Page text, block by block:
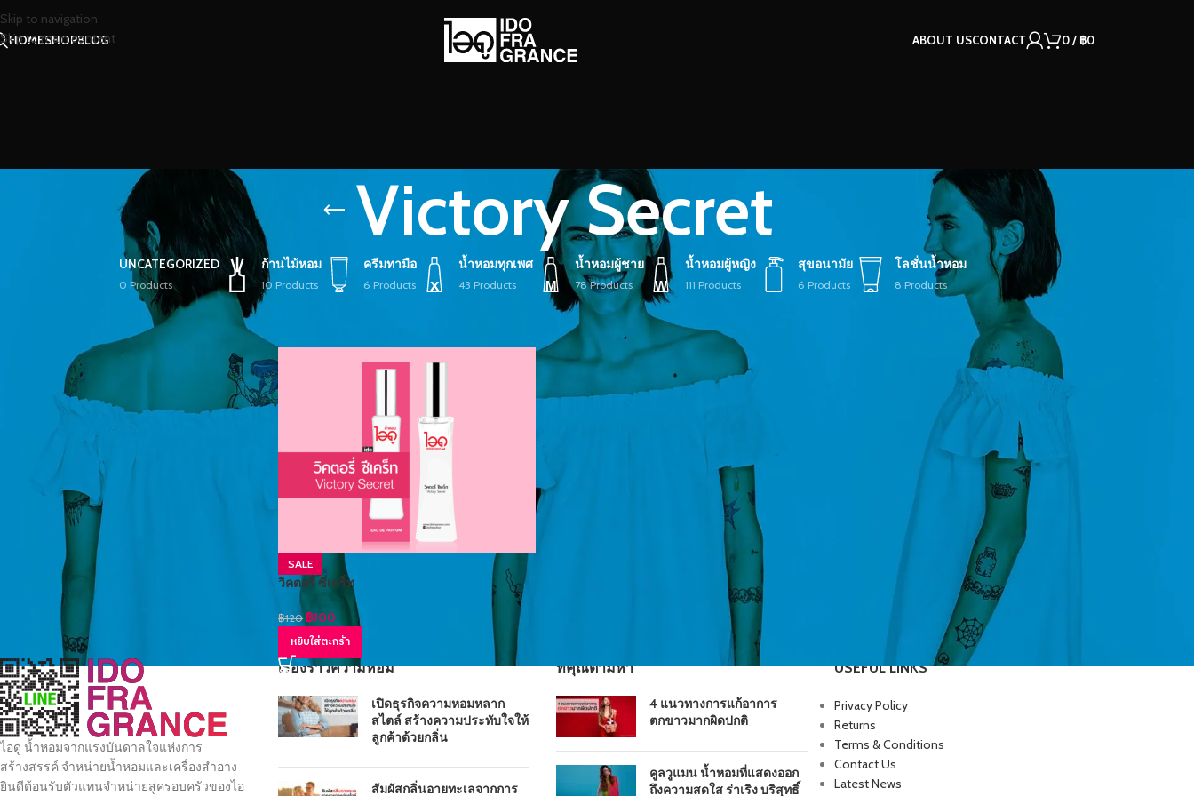
Skip to navigation
Skip to main content
HOMESHOPBLOG ABOUT USCONTACT 0/ ฿0
Victory Secret
UNCATEGORIZED
0 Products
ก้านไม้หอม
10 Products
ครีมทามือ
6 Products
น้ำหอมทุกเพศ
43 Products
น้ำหอมผู้ชาย
78 Products
น้ำหอมผู้หญิง
111 Products
สุขอนามัย
6 Products
โลชั่นน้ำหอม
8 Products
SALE
วิคตอรี่ ซีเคร็ท
฿120 ฿100
หยิบใส่ตะกร้า
ไอดู น้ำหอมจากแรงบันดาลใจแห่งการ
สร้างสรรค์ จำหน่ายน้ำหอมและเครื่องสำอาง
ยินดีต้อนรับตัวแทนจำหน่ายสู่ครอบครัวของไอ
เรื่องราวความหอม
เปิดธุรกิจความหอมหลาก
สไตล์ สร้างความประทับใจให้
ลูกค้าด้วยกลิ่น
สัมผัสกลิ่นอายทะเลจากการ
ที่คุณตามหา
4 แนวทางการแก้อาการ
ตกขาวมากผิดปกติ
คูลวูแมน น้ำหอมที่แสดงออก
ถึงความสดใส ร่าเริง บริสุทธิ์
USEFUL LINKS
Privacy Policy
Returns
Terms & Conditions
Contact Us
Latest News